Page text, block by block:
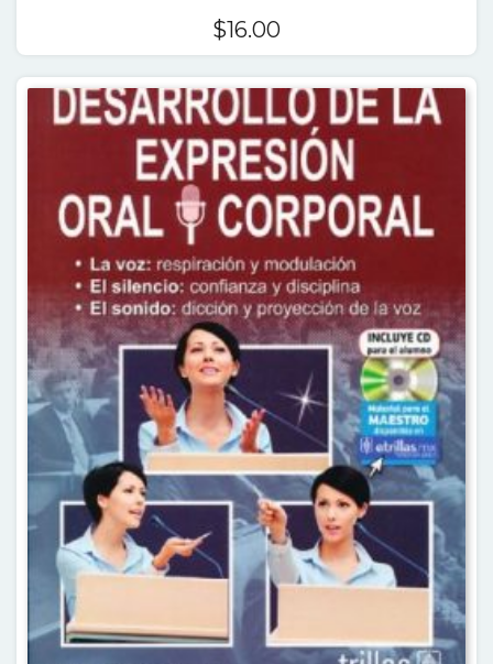
$16.00